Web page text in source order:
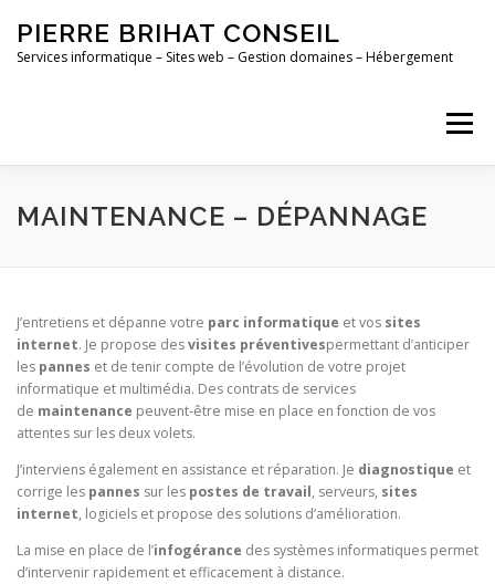
contenu
PIERRE BRIHAT CONSEIL
Services informatique – Sites web – Gestion domaines – Hébergement
Menu
ACCUEIL MAINTENANCE CONTACT
MAINTENANCE – DÉPANNAGE
J’entretiens et dépanne votre parc informatique et vos sites
internet. Je propose desvisites préventivespermettant d’anticiper
les pannes et de tenir compte de l’évolution de votre projet
informatique et multimédia. Des contrats de services
de maintenance peuvent-être mise en place en fonction de vos
attentes sur les deux volets.
J’interviens également en assistance et réparation. Je diagnostique et
corrige les pannes sur les postes de travail, serveurs, sites
internet, logiciels et propose des solutions d’amélioration.
La mise en place de l’infogérance des systèmes informatiques permet
d’intervenir rapidement et efficacement à distance.